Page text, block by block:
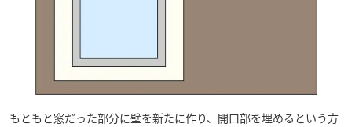
もともと窓だった部分に壁を新たに作り、開口部を埋めるという方